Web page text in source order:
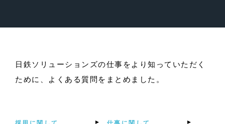
日鉄ソリューションズの仕事をより知っていただく
ために、
よくある質問をまとめました。